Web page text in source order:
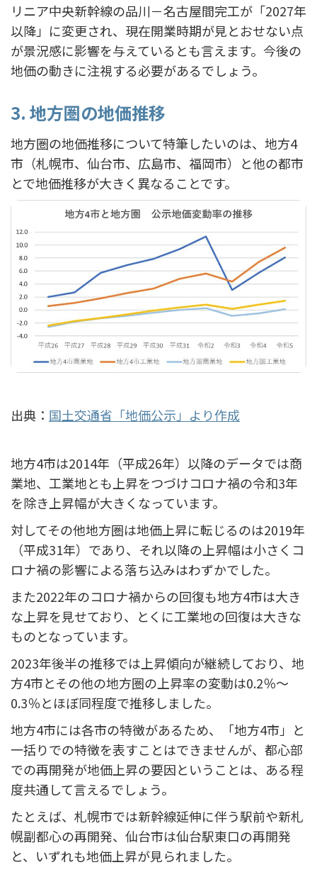
リニア中央新幹線の品川－名古屋間完工が「2027年
以降」に変更され、現在開業時期が見とおせない点
が景況感に影響を与えているとも言えます。今後の
地価の動きに注視する必要があるでしょう。
3. 地方圏の地価推移
地方圏の地価推移について特筆したいのは、地方4
市（札幌市、仙台市、広島市、福岡市）と他の都市
とで地価推移が大きく異なることです。
出典： 国土交通省「地価公示」より作成
地方4市は2014年（平成26年）以降のデータでは商
業地、工業地とも上昇をつづけコロナ禍の令和3年
を除き上昇幅が大きくなっています。
対してその他地方圏は地価上昇に転じるのは2019年
（平成31年）であり、それ以降の上昇幅は小さくコ
ロナ禍の影響による落ち込みはわずかでした。
また2022年のコロナ禍からの回復も地方4市は大き
な上昇を見せており、とくに工業地の回復は大きな
ものとなっています。
2023年後半の推移では上昇傾向が継続しており、地
方4市とその他の地方圏の上昇率の変動は0.2％～
0.3％とほぼ同程度で推移しました。
地方4市には各市の特徴があるため、「地方4市」と
一括りでの特徴を表すことはできませんが、都心部
での再開発が地価上昇の要因ということは、ある程
度共通して言えるでしょう。
たとえば、札幌市では新幹線延伸に伴う駅前や新札
幌副都心の再開発、仙台市は仙台駅東口の再開発
と、いずれも地価上昇が見られました。